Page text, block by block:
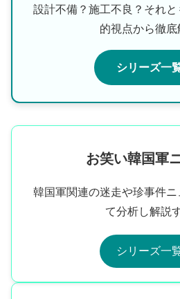
設計不備？施工不良？それ
的視点から徹底
シリーズ一
お笑い韓国軍
韓国軍関連の迷走や珍事件ニ
て分析し解説
シリーズ一